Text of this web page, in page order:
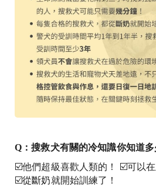
Q：搜救犬有關的冷知識你知道多
☑️他們超級喜歡人類的！ ☑️可以在
☑️從斷奶就開始訓練了！